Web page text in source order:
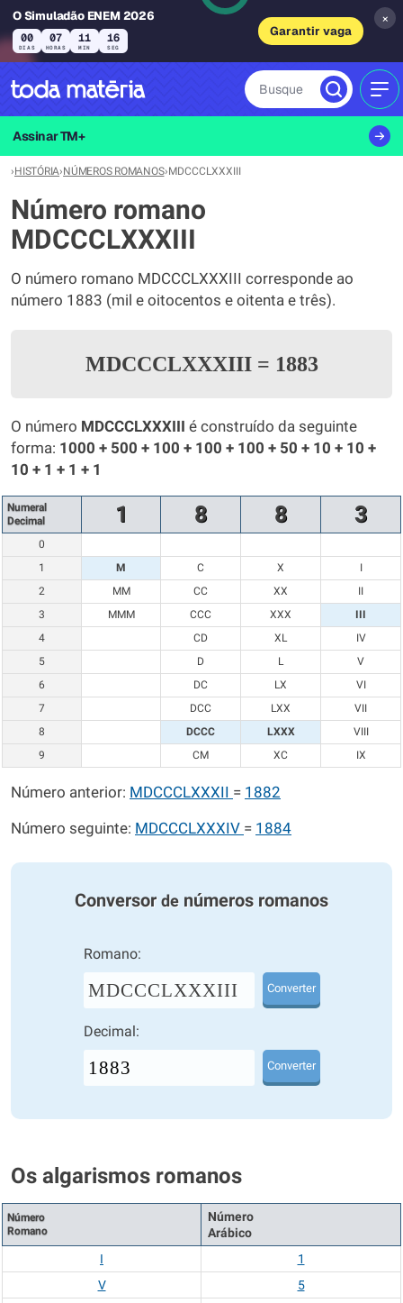
O Simuladão ENEM 2026
00
DIAS
07
HORAS
11
MIN
16
SEG
Garantir vaga
×
Busque
Assinar TM+
›HISTÓRIA›NÚMEROS ROMANOS›MDCCCLXXXIII
Número romano
MDCCCLXXXIII
O número romano MDCCCLXXXIII corresponde ao
número 1883 (mil e oitocentos e oitenta e três).
MDCCCLXXXIII = 1883
O número MDCCCLXXXIII é construído da seguinte
forma: 1000 + 500 + 100 + 100 + 100 + 50 + 10 + 10 +
10 + 1 + 1 + 1
Numeral
Decimal
1 8 8 3
0
1
M C X
I
2
MM CC XX
II
3
MMM CCC XXX
III
4
CD XL
IV
5
D L
V
6
DC LX
VI
7
DCC LXX
VII
8
DCCC LXXX
VIII
9
CM XC IX
Número anterior: MDCCCLXXXII = 1882
Número seguinte: MDCCCLXXXIV = 1884
Conversor de números romanos
Romano:
MDCCCLXXXIII Converter
Decimal:
Converter
Os algarismos romanos
Número
Romano
Número
Arábico
I
1
V
5